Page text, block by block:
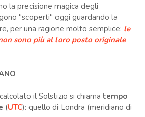
la precisione magica degli
"scoperti" oggi guardando la
per una ragione molto semplice: le
sono più al loro posto originale
il Solstizio si chiama tempo
(UTC): quello di Londra (meridiano di